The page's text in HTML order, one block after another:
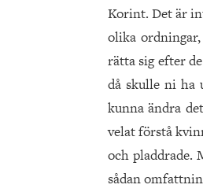
Korint. Det är
olika
rätta sig efter
då skulle ni ha
kunna ändra
velat förstå
och pladdrade.
sådan